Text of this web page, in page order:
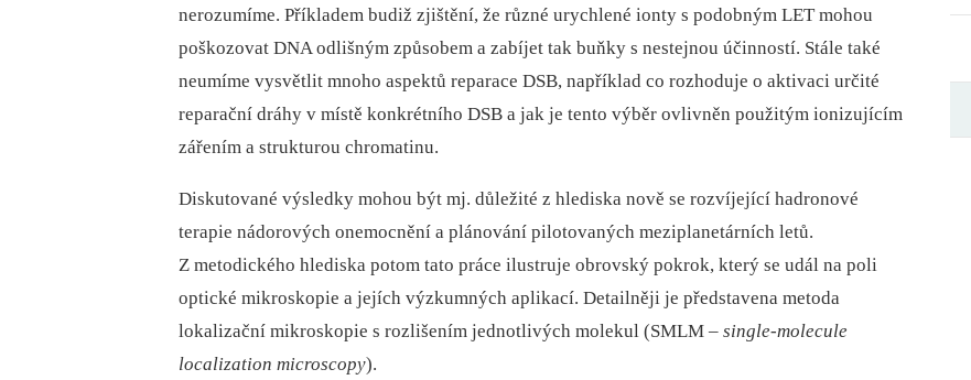
nerozumíme. Příkladem budiž zjištění, že různé urychlené ionty s podobným LET mohou
poškozovat DNA odlišným způsobem a zabíjet tak buňky s nestejnou účinností. Stále také
neumíme vysvětlit mnoho aspektů reparace DSB, například co rozhoduje o aktivaci určité
reparační dráhy v místě konkrétního DSB a jak je tento výběr ovlivněn použitým ionizujícím
zářením a strukturou chromatinu.
Diskutované výsledky mohou být mj. důležité z hlediska nově se rozvíjející hadronové
terapie nádorových onemocnění a plánování pilotovaných meziplanetárních letů.
Z metodického hlediska potom tato práce ilustruje obrovský pokrok, který se udál na poli
optické mikroskopie a jejích výzkumných aplikací. Detailněji je představena metoda
lokalizační mikroskopie s rozlišením jednotlivých molekul (SMLM –⁠ single-molecule
localization microscopy).